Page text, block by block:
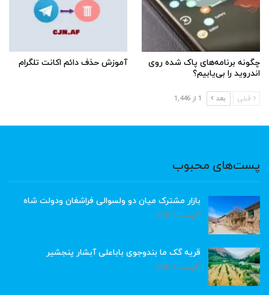
چگونه برنامه‌های پاک شده روی
اندروید را بی‌یابیم؟
آموزش حذف دائم اکانت تلگرام
قبلی بعد 1 از 1,446
پست‌های محبوب
بازار مشترک میان دو ولسوالی فراشغان ودولت شاه
آگوست 8, 2026
قریه گک ما بندوجوی باباعلی آبشار پنجشیر
آگوست 8, 2026